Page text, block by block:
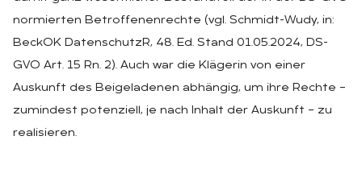
normierten Betroffenenrechte (vgl. Schmidt-Wudy, in:
BeckOK DatenschutzR, 48. Ed. Stand 01.05.2024, DS-
GVO Art. 15 Rn. 2). Auch war die Klägerin von einer
Auskunft des Beigeladenen abhängig, um ihre Rechte –
zumindest potenziell, je nach Inhalt der Auskunft – zu
realisieren.